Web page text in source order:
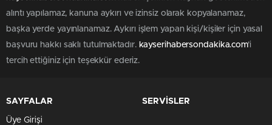
alıntı yapılamaz, kanuna aykırı ve izinsiz olarak kopyalanamaz,
başka yerde yayınlanamaz. Aykırı işlem yapan kişi/kişiler için yasal
başvuru hakkı saklı tutulmaktadır. kayserihabersondakika.com'i
tercih ettiğiniz için teşekkür ederiz.
SAYFALAR
Üye Girişi
SERVİSLER